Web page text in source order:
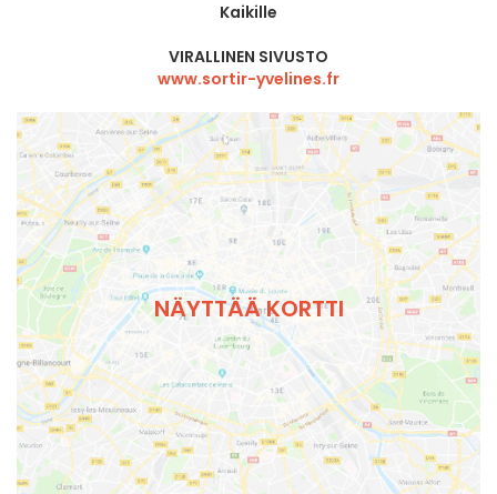
Kaikille
VIRALLINEN SIVUSTO
www.sortir-yvelines.fr
NÄYTTÄÄ KORTTI